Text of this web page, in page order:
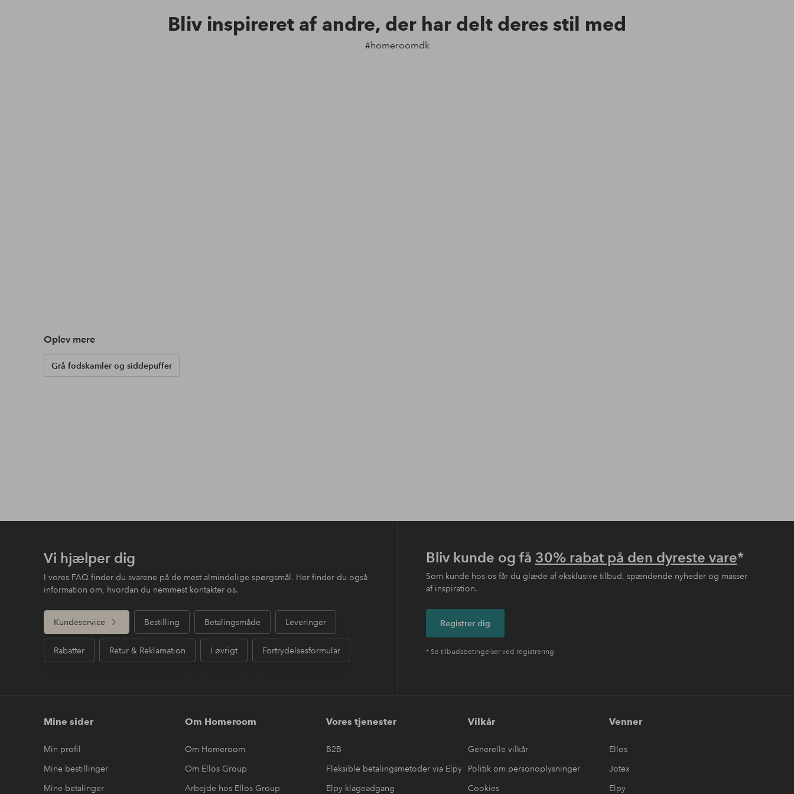
Bliv inspireret af andre, der har delt deres stil med
#homeroomdk
Oplev mere
Grå fodskamler og siddepuffer
Vi hjælper dig
I vores FAQ finder du svarene på de mest almindelige spørgsmål. Her finder du også
information om, hvordan du nemmest kontakter os.
Kundeservice Bestilling Betalingsmåde Leveringer
Rabatter Retur & Reklamation I øvrigt Fortrydelsesformular
Bliv kunde og få 30% rabat på den dyreste vare*
Som kunde hos os får du glæde af eksklusive tilbud, spændende nyheder og masser
af inspiration.
Registrer dig
* Se tilbudsbetingelser ved registrering
Mine sider
Min profil
Mine bestillinger
Mine betalinger
Om Homeroom
Om Homeroom
Om Ellos Group
Arbejde hos Ellos Group
Vores tjenester
B2B
Fleksible betalingsmetoder via Elpy
Elpy klageadgang
Vilkår
Generelle vilkår
Politik om personoplysninger
Cookies
Venner
Ellos
Jotex
Elpy